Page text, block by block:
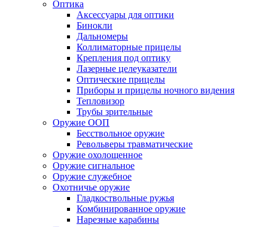
Оптика
Аксессуары для оптики
Бинокли
Дальномеры
Коллиматорные прицелы
Крепления под оптику
Лазерные целеуказатели
Оптические прицелы
Приборы и прицелы ночного видения
Тепловизор
Трубы зрительные
Оружие ООП
Бесствольное оружие
Револьверы травматические
Оружие охолощенное
Оружие сигнальное
Оружие служебное
Охотничье оружие
Гладкоствольные ружья
Комбинированное оружие
Нарезные карабины